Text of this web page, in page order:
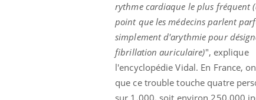
rythme cardiaque le plus fréquent
point que les médecins parlent
simplement d'arythmie pour
fibrillation auriculaire)", explique
l'encyclopédie Vidal. En France,
que ce trouble touche quatre
VIH : la fin du comprimé
tous les jours se profile-t-
elle enfin ?
Pourquoi votre ventre
gâche-t-il les premiers
jours de vos vacances ?